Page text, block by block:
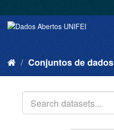
Conjuntos de dados